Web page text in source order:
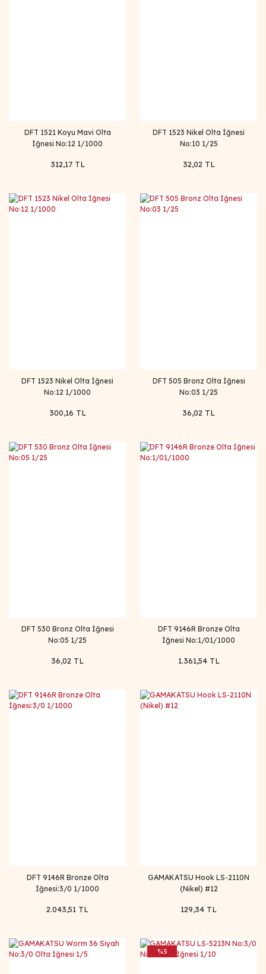
DFT 1521 Koyu Mavi Olta
İğnesi No:12 1/1000
312,17 TL
DFT 1523 Nikel Olta İğnesi
No:10 1/25
32,02 TL
DFT 1523 Nikel Olta İğnesi
No:12 1/1000
300,16 TL
DFT 505 Bronz Olta İğnesi
No:03 1/25
36,02 TL
DFT 530 Bronz Olta İğnesi
No:05 1/25
36,02 TL
DFT 9146R Bronze Olta
İğnesi No:1/01/1000
1.361,54 TL
DFT 9146R Bronze Olta
İğnesi:3/0 1/1000
2.043,51 TL
GAMAKATSU Hook LS-2110N
(Nikel) #12
129,34 TL
%5